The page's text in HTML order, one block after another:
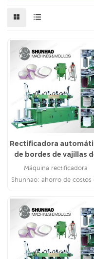
Rectificadora
de bordes de vajillas
melamina
Máquina rectificadora
Shunhao: ahorro de costos
un operador para 2-3
rectificadoras